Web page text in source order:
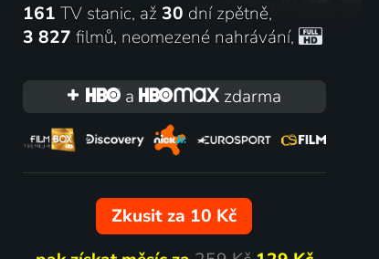
161 TV stanic, až 30 dní zpětně,
3 827 filmů, neomezené nahrávání,
a zdarma
Zkusit za 10 Kč